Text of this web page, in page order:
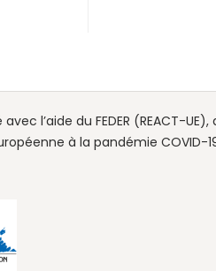
l’aide du FEDER (REACT-
à la pandémie COVID-